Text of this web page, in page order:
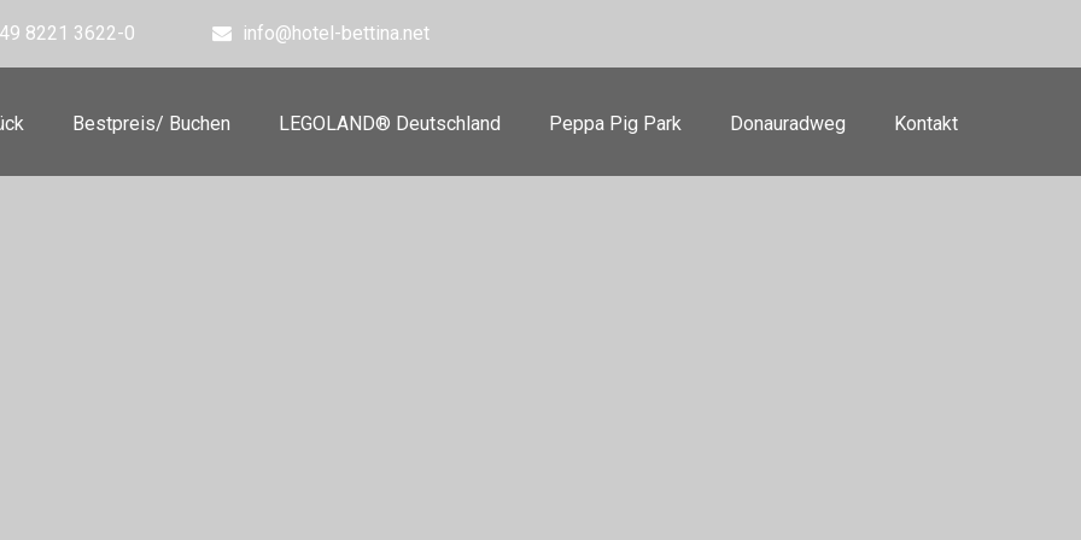
8221 3622-0 info@hotel-bettina.net
Bestpreis/ Buchen LEGOLAND® Deutschland Peppa Pig Park Donauradweg Kontakt